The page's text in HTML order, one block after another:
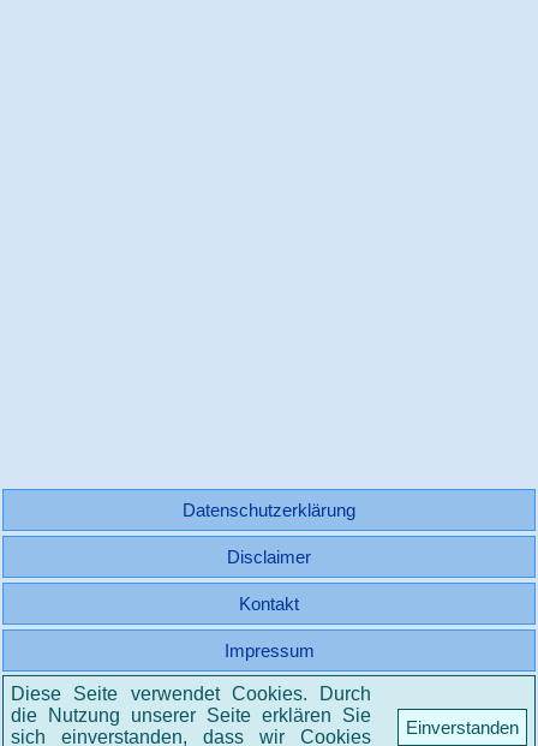
Datenschutzerklärung
Disclaimer
Kontakt
Impressum
© 2006 - 2026 Hacoma.net - Alle Rechte vorbehalten
Diese Seite verwendet Cookies. Durch
die Nutzung unserer Seite erklären Sie
sich einverstanden, dass wir Cookies
Einverstanden